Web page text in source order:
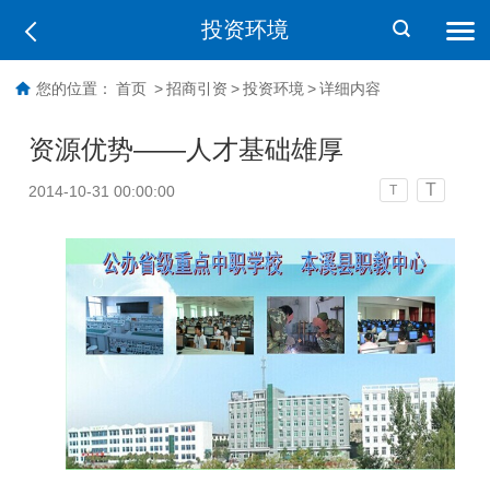
投资环境
您的位置： 首页 > 招商引资 > 投资环境 > 详细内容
资源优势——人才基础雄厚
2014-10-31 00:00:00 T T